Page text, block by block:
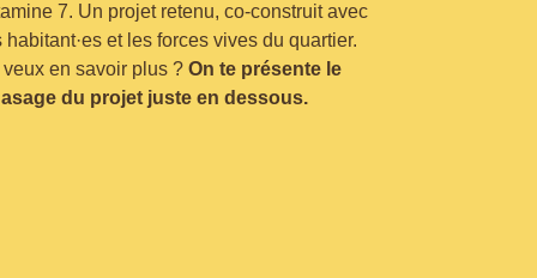
7. Un projet retenu, co-construit avec
habitant·es et les forces vives du quartier.
veux en savoir plus ? On te présente le
du projet juste en dessous.